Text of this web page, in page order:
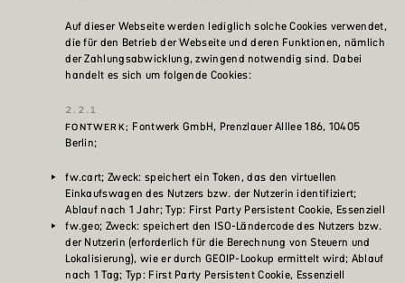
Auf dieser Webseite werden lediglich solche Cookies verwendet,
die für den Betrieb der Webseite und deren Funktionen, nämlich
der Zahlungsabwicklung, zwingend notwendig sind. Dabei
handelt es sich um folgende Cookies:
FONTWERK; Fontwerk GmbH, Prenzlauer Alllee 186, 10405
Berlin;
fw.cart; Zweck: speichert ein Token, das den virtuellen
Einkaufswagen des Nutzers bzw. der Nutzerin identifiziert;
Ablauf nach 1 Jahr; Typ: First Party Persistent Cookie, Essenziell
fw.geo; Zweck: speichert den ISO-Ländercode des Nutzers bzw.
der Nutzerin (erforderlich für die Berechnung von Steuern und
Lokalisierung), wie er durch GEOIP-Lookup ermittelt wird; Ablauf
nach 1 Tag; Typ: First Party Persistent Cookie, Essenziell